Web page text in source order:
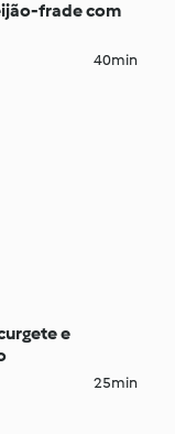
frade com
40min
e
25min